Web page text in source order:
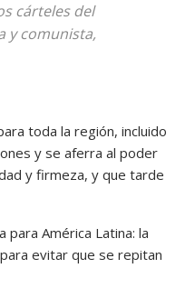
cárteles del
y comunista,
toda la región, incluido
y se aferra al poder
y firmeza, y que tarde
para América Latina: la
evitar que se repitan